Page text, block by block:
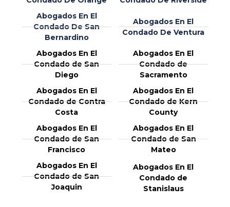
Abogados En El
Condado De San
Bernardino
Abogados En El
Condado De Ventura
Abogados En El
Condado de San
Diego
Abogados En El
Condado de
Sacramento
Abogados En El
Condado de Contra
Costa
Abogados En El
Condado de Kern
County
Abogados En El
Condado de San
Francisco
Abogados En El
Condado de San
Mateo
Abogados En El
Condado de San
Joaquin
Abogados En El
Condado de
Stanislaus